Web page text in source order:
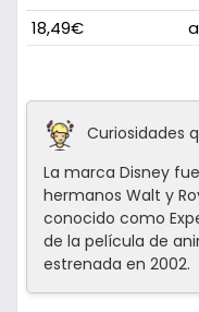
18,49€
Curiosidades
La marca Disney
hermanos Walt y
conocido como
de la película de
estrenada en 2002.